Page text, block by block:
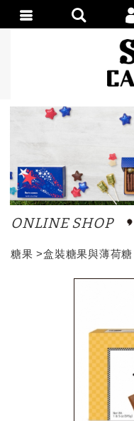
ONLINE SHOP
糖果 >盒裝糖果與薄荷糖